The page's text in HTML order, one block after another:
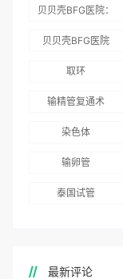
贝贝壳BFG医院：
务
贝贝壳BFG医院
取环
输精管复通术
染色体
输卵管
泰国试管
最新评论